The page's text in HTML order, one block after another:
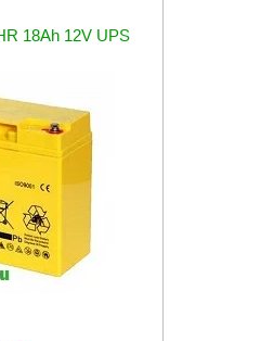
18Ah 12V UPS